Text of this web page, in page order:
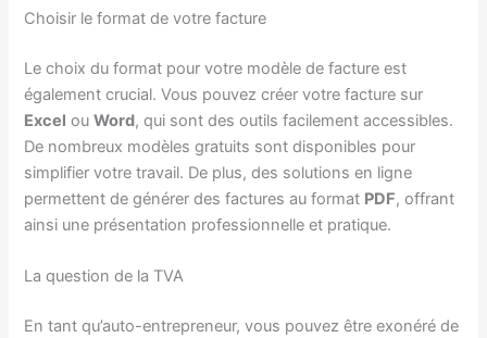
Choisir le format de votre facture
Le choix du format pour votre modèle de facture est
également crucial. Vous pouvez créer votre facture sur
Excel ouWord, qui sont des outils facilement accessibles.
De nombreux modèles gratuits sont disponibles pour
simplifier votre travail. De plus, des solutions en ligne
permettent de générer des factures au format PDF, offrant
ainsi une présentation professionnelle et pratique.
La question de la TVA
En tant qu’auto-entrepreneur, vous pouvez être exonéré de